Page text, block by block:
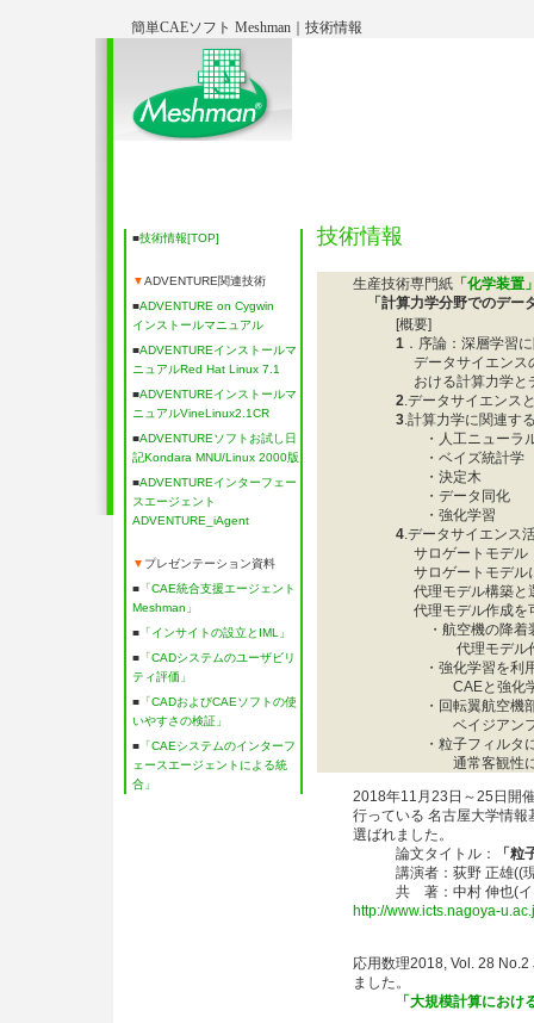
簡単CAEソフト Meshman｜技術情報
■技術情報[TOP]
▼ADVENTURE関連技術
■ADVENTURE on Cygwin
インストールマニュアル
■ADVENTUREインストールマ
ニュアルRed Hat Linux 7.1
■ADVENTUREインストールマ
ニュアルVineLinux2.1CR
■ADVENTUREソフトお試し日
記Kondara MNU/Linux 2000版
■ADVENTUREインターフェー
スエージェント
ADVENTURE_iAgent
▼ プレゼンテーション資料
■ 「CAE統合支援エージェント
Meshman」
■ 「インサイトの設立とIML」
■ 「CADシステムのユーザビリ
ティ評価」
■ 「CADおよびCAEソフトの使
いやすさの検証」
■ 「CAEシステムのインターフ
ェースエージェントによる統
合」
技術情報
生産技術専門紙 「化学装置
「計算力学分野でのデー
[概要]
1 ．序論：深層学習
データサイエンス
おける計算力学と
2.データサイエンス
3.計算力学に関連す
・人工ニューラル
・ベイズ統計学
・決定木
・データ同化
・強化学習
4.データサイエンス
サロゲートモデル
サロゲートモデル
代理モデル構築と
代理モデル作成を
・航空機の降着装
代理モデル作成
・強化学習を利用
CAEと強化学習
・回転翼航空機部
ベイジアンフィ
・粒子フィルタに
通常客観性に欠
2018年11月23日～25日開
行っている 名古屋大学情
選ばれました。
論文タイトル：
「
講演者：荻野 正雄((現
共 著：中村 伸也(イン
http://www.icts.nagoya-
応用数理2018, Vol. 28
ました。
「大規模計算にお